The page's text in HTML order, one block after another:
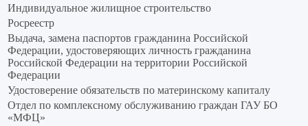
Индивидуальное жилищное строительство
Росреестр
Выдача, замена паспортов гражданина Российской
Федерации, удостоверяющих личность гражданина
Российской Федерации на территории Российской
Федерации
Удостоверение обязательств по материнскому капиталу
Отдел по комплексному обслуживанию граждан ГАУ БО
«МФЦ»